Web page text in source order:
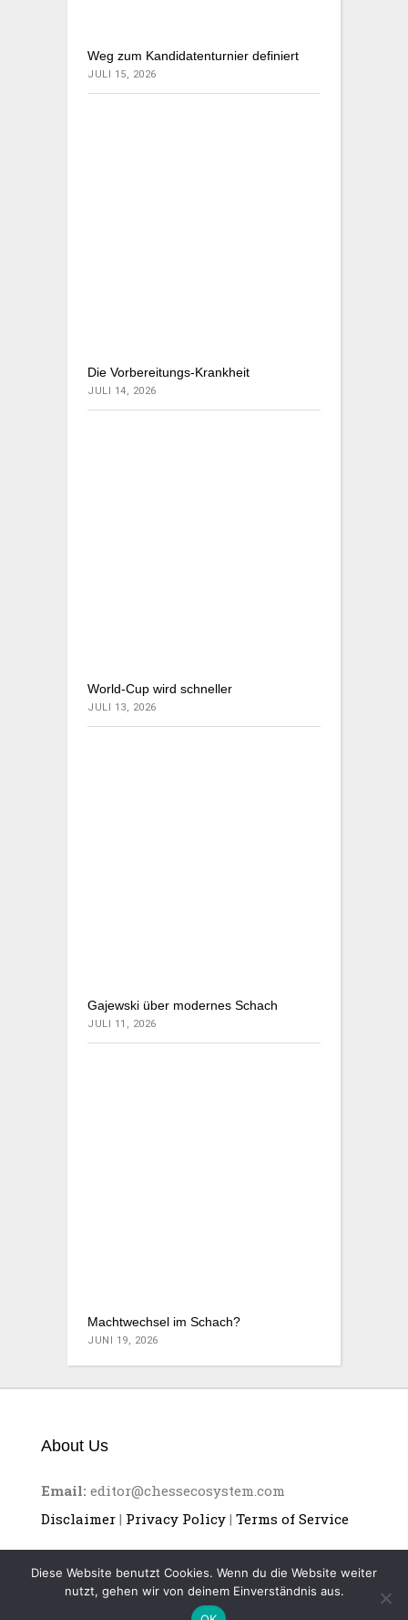
Weg zum Kandidatenturnier definiert
JULI 15, 2026
Die Vorbereitungs-Krankheit
JULI 14, 2026
World-Cup wird schneller
JULI 13, 2026
Gajewski über modernes Schach
JULI 11, 2026
Machtwechsel im Schach?
JUNI 19, 2026
About Us
Email: editor@chessecosystem.com
Disclaimer | Privacy Policy | Terms of Service
Diese Website benutzt Cookies. Wenn du die Website weiter
nutzt, gehen wir von deinem Einverständnis aus.